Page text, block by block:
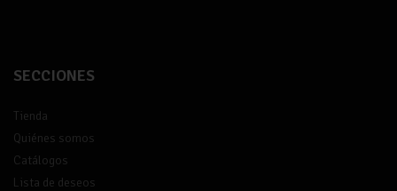
SECCIONES
Tienda
Quiénes somos
Catálogos
Lista de deseos